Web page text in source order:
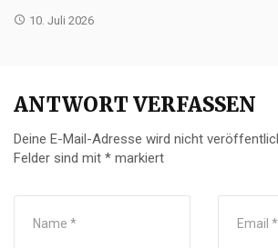
10. Juli 2026
ANTWORT VERFASSEN
Deine E-Mail-Adresse wird nicht
Felder sind mit * markiert